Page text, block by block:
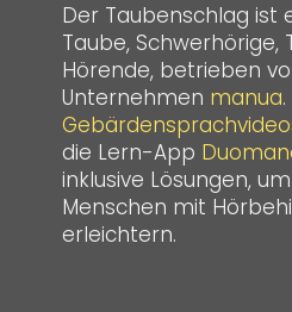
Der Taubenschlag ist
Taube, Schwerhörige,
Hörende, betrieben
Unternehmen manua
die Lern-App
inklusive Lösungen,
Menschen mit
erleichtern.